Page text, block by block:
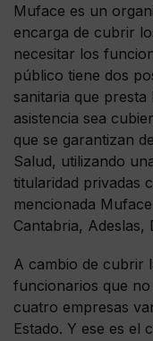
Muface es un
encarga de cubrir
necesitar los
público tiene dos
sanitaria que presta
asistencia sea
que se garantizan
Salud, utilizando
titularidad privadas
mencionada
Cantabria, Adeslas,
A cambio de cubrir
funcionarios que no
cuatro empresas
Estado. Y ese es el